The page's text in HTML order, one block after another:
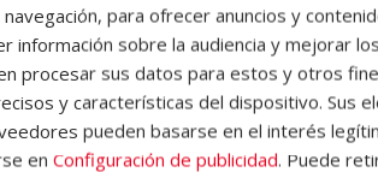
se sienten seguros y valorados, su
Por el contrario, un ambiente cargado
su bienestar emocional.
gestionar mejor la dinámica
para ofrecer anuncios y
información sobre la audiencia y mejorar
procesar sus datos para estos y otros
y características del dispositivo. Sus
pueden basarse en el interés
en Configuración de publicidad. Puede